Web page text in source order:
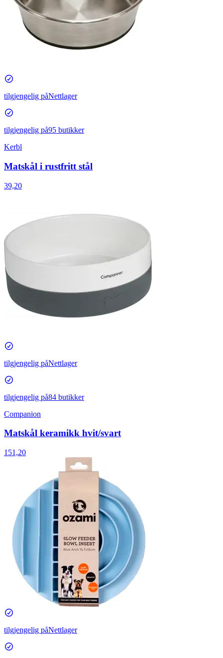
tilgjengelig påNettlager
tilgjengelig på95 butikker
Kerbl
Matskål i rustfritt stål
39,20
tilgjengelig påNettlager
tilgjengelig på84 butikker
Companion
Matskål keramikk hvit/svart
151,20
tilgjengelig påNettlager